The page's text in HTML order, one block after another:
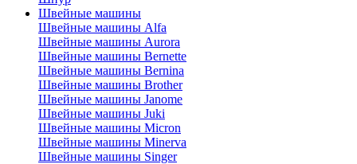
Швейные машины
Швейные машины Alfa
Швейные машины Aurora
Швейные машины Bernette
Швейные машины Bernina
Швейные машины Brother
Швейные машины Janome
Швейные машины Juki
Швейные машины Micron
Швейные машины Minerva
Швейные машины Singer